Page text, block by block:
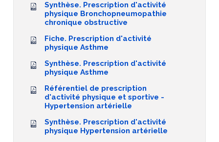
Synthèse. Prescription d'activité
physique Bronchopneumopathie
chronique obstructive
Fiche. Prescription d'activité
physique Asthme
Synthèse. Prescription d'activité
physique Asthme
Référentiel de prescription
d'activité physique et sportive -
Hypertension artérielle
Synthèse. Prescription d'activité
physique Hypertension artérielle